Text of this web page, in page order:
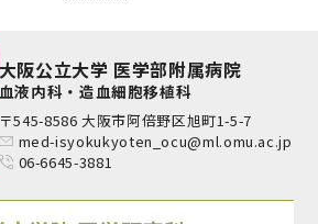
阪公立大学 医学部附属病院
血液内科・造血細胞移植科
〒545-8586 大阪市阿倍野区旭町1-5-7
med-isyokukyoten_ocu@ml.omu.ac.jp
06-6645-3881